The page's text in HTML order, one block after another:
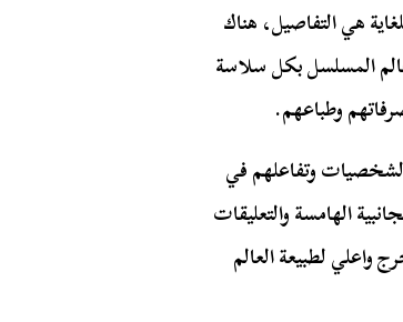
هي التفاصيل، هناك
المسلسل بكل سلاسة
وطباعهم.
وتفاعلهم في
الهامسة والتعليقات
واعلي لطبيعة العالم